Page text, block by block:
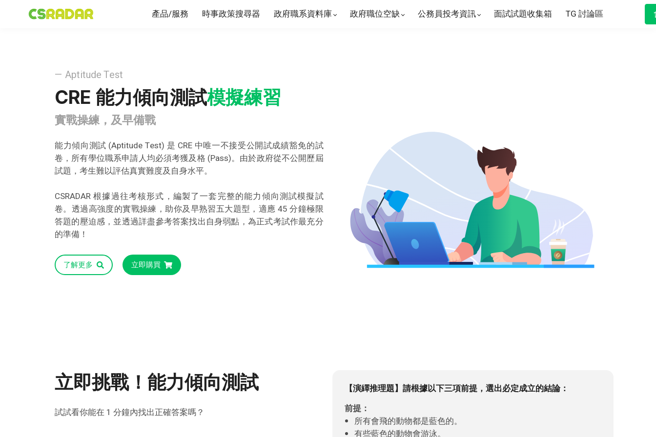
產品/服務 時事政策搜尋器 政府職系資料庫 政府職位空缺 公務員投考資訊 面試試題收集箱 TG 討論區
— Aptitude Test
CRE 能力傾向測試模擬練習
實戰操練，及早備戰
能力傾向測試 (Aptitude Test) 是 CRE 中唯一不接受公開試成績豁免的試
卷，所有學位職系申請人均必須考獲及格 (Pass)。由於政府從不公開歷屆
試題，考生難以評估真實難度及自身水平。
CSRADAR 根據過往考核形式，編製了一套完整的能力傾向測試模擬試
卷。透過高強度的實戰操練，助你及早熟習五大題型，適應 45 分鐘極限
答題的壓迫感，並透過詳盡參考答案找出自身弱點，為正式考試作最充分
的準備！
了解更多 立即購買
立即挑戰！能力傾向測試
試試看你能在 1 分鐘內找出正確答案嗎？
【演繹推理題】請根據以下三項前提，選出必定成立的結論：
前提：
所有會飛的動物都是藍色的。
有些藍色的動物會游泳。